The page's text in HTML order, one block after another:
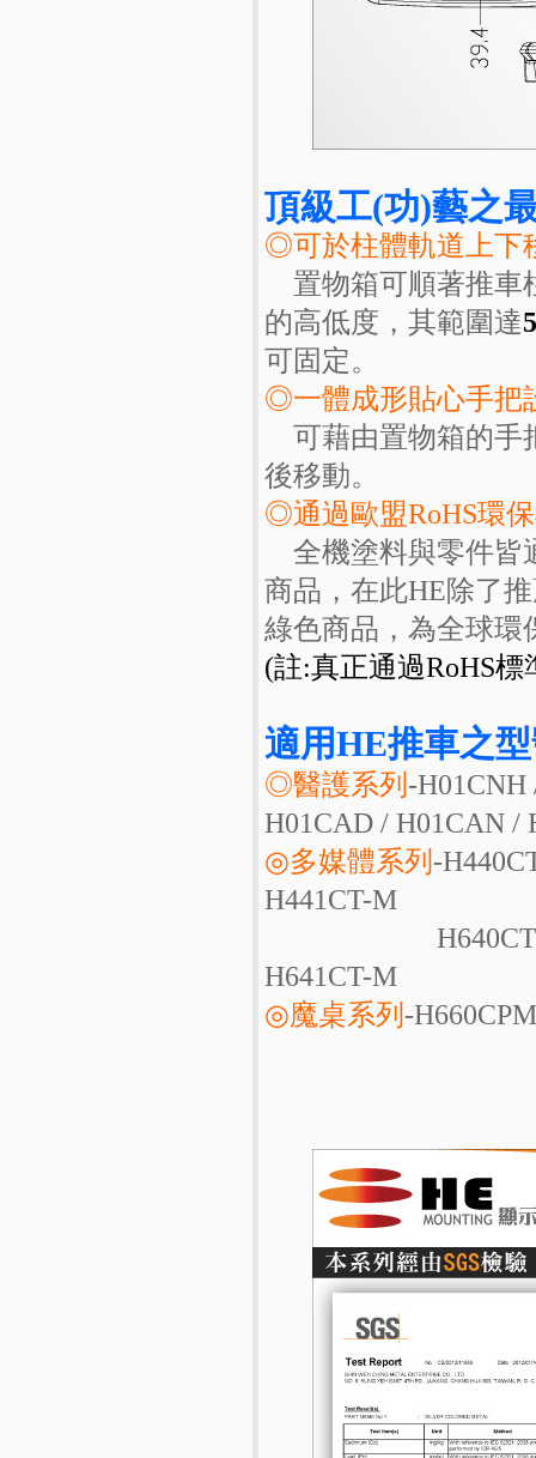
頂級工(功)藝之
◎可於柱體軌道上下
置物箱可順著推車
的高低度，其範圍達
可固定。
◎一體成形貼心手把
可藉由置物箱的手
後移動。
◎通過歐盟RoHS環
全機塗料與零件皆
商品，在此HE除了
綠色商品，為全球環
(註:真正通過RoHS
適用HE推車之
◎醫護系列 -H01CNH
H01CAD / H01CAN /
◎多媒體系列 -
H441CT-M
H640CT /
H641CT-M
◎魔桌系列 -